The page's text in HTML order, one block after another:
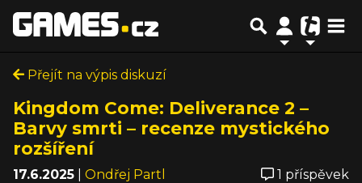
Přejít na výpis diskuzí
Kingdom Come: Deliverance 2 –
Barvy smrti – recenze mystického
rozšíření
17.6.2025 Ondřej Partl 1 příspěvek